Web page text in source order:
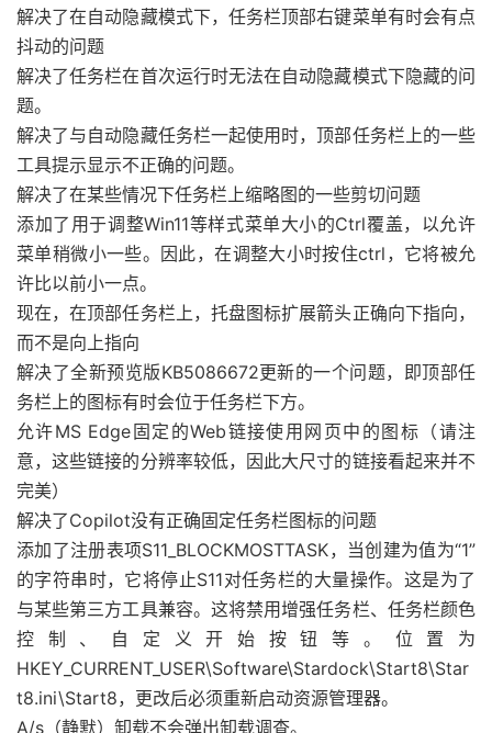
解决了在自动隐藏模式下，任务栏顶部右键菜单有时会有点
抖动的问题
解决了任务栏在首次运行时无法在自动隐藏模式下隐藏的问
题。
解决了与自动隐藏任务栏一起使用时，顶部任务栏上的一些
工具提示显示不正确的问题。
解决了在某些情况下任务栏上缩略图的一些剪切问题
添加了用于调整Win11等样式菜单大小的Ctrl覆盖，以允许
菜单稍微小一些。因此，在调整大小时按住ctrl，它将被允
许比以前小一点。
现在，在顶部任务栏上，托盘图标扩展箭头正确向下指向，
而不是向上指向
解决了全新预览版KB5086672更新的一个问题，即顶部任
务栏上的图标有时会位于任务栏下方。
允许MS Edge固定的Web链接使用网页中的图标（请注
意，这些链接的分辨率较低，因此大尺寸的链接看起来并不
完美）
解决了Copilot没有正确固定任务栏图标的问题
添加了注册表项S11_BLOCKMOSTTASK，当创建为值为“1”
的字符串时，它将停止S11对任务栏的大量操作。这是为了
与某些第三方工具兼容。这将禁用增强任务栏、任务栏颜色
控制、自定义开始按钮等。位置为
HKEY_CURRENT_USER\Software\Stardock\Start8\Star
t8.ini\Start8，更改后必须重新启动资源管理器。
A/s（静默）卸载不会弹出卸载调查。